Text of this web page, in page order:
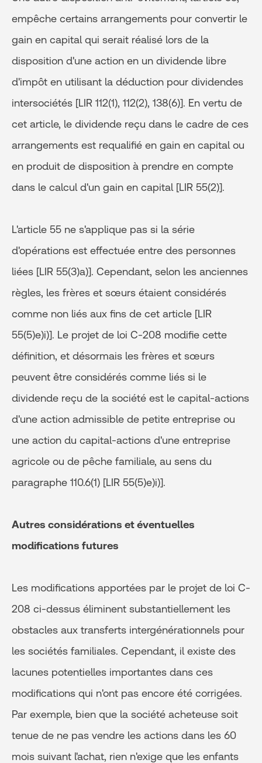
empêche certains arrangements pour convertir le
gain en capital qui serait réalisé lors de la
disposition d'une action en un dividende libre
d'impôt en utilisant la déduction pour dividendes
intersociétés [LIR 112(1), 112(2), 138(6)]. En vertu de
cet article, le dividende reçu dans le cadre de ces
arrangements est requalifié en gain en capital ou
en produit de disposition à prendre en compte
dans le calcul d'un gain en capital [LIR 55(2)].
L'article 55 ne s'applique pas si la série
d'opérations est effectuée entre des personnes
liées [LIR 55(3)a)]. Cependant, selon les anciennes
règles, les frères et sœurs étaient considérés
comme non liés aux fins de cet article [LIR
55(5)e)i)]. Le projet de loi C-208 modifie cette
définition, et désormais les frères et sœurs
peuvent être considérés comme liés si le
dividende reçu de la société est le capital-actions
d'une action admissible de petite entreprise ou
une action du capital-actions d'une entreprise
agricole ou de pêche familiale, au sens du
paragraphe 110.6(1) [LIR 55(5)e)i)].
Autres considérations et éventuelles
modifications futures
Les modifications apportées par le projet de loi C-
208 ci-dessus éliminent substantiellement les
obstacles aux transferts intergénérationnels pour
les sociétés familiales. Cependant, il existe des
lacunes potentielles importantes dans ces
modifications qui n'ont pas encore été corrigées.
Par exemple, bien que la société acheteuse soit
tenue de ne pas vendre les actions dans les 60
mois suivant l'achat, rien n'exige que les enfants